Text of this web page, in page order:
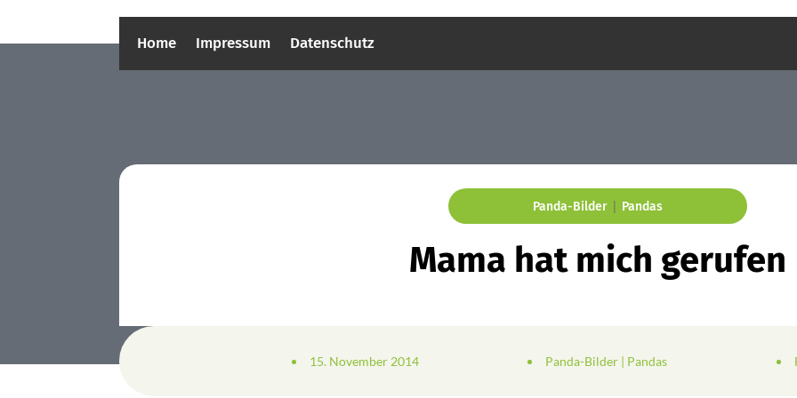
Home Impressum Datenschutz
Panda-Bilder | Pandas
Mama hat mich gerufen
15. November 2014 Panda-Bilder | Pandas